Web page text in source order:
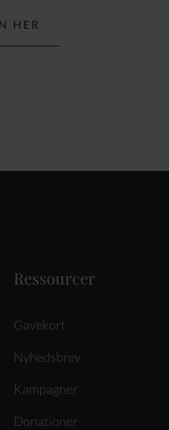
HER
Ressourcer
Gavekort
Nyhedsbrev
Kampagner
Donationer